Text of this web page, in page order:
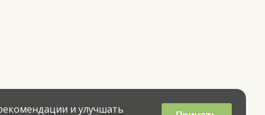
и улучшать